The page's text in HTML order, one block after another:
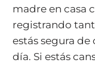
madre en casa
registrando
estás segura
día. Si estás